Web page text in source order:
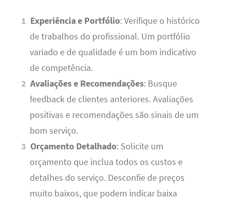
Experiência e Portfólio: Verifique o histórico
de trabalhos do profissional. Um portfólio
variado e de qualidade é um bom indicativo
de competência.
Avaliações e Recomendações: Busque
feedback de clientes anteriores. Avaliações
positivas e recomendações são sinais de um
bom serviço.
Orçamento Detalhado: Solicite um
orçamento que inclua todos os custos e
detalhes do serviço. Desconfie de preços
muito baixos, que podem indicar baixa